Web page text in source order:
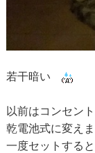
若干暗い
以前はコンセン
乾電池式に変えま
一度セットする